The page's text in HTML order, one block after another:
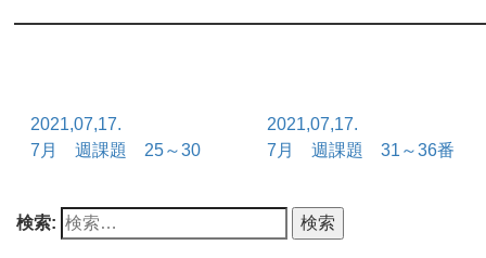
2021,07,17.
7月 週課題 25～30
2021,07,17.
7月 週課題 31～36番
検索: